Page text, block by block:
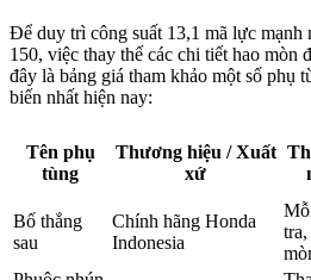
Để duy trì công suất 13,1 mã lực mạnh
150, việc thay thế các chi tiết hao mòn
đây là bảng giá tham khảo một số phụ
biến nhất hiện nay:
Tên phụ
tùng
Thương hiệu / Xuất
xứ
Bố thắng
sau
Chính hãng Honda
Indonesia